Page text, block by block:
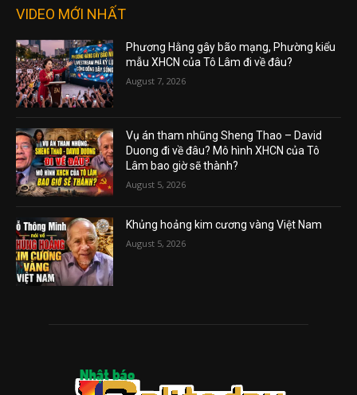
VIDEO MỚI NHẤT
Phương Hằng gây bão mạng, Phường kiểu
mẫu XHCN của Tô Lâm đi về đâu?
August 7, 2026
Vụ án tham nhũng Sheng Thao – David
Duong đi về đâu? Mô hình XHCN của Tô
Lâm bao giờ sẽ thành?
August 5, 2026
Khủng hoảng kim cương vàng Việt Nam
August 5, 2026